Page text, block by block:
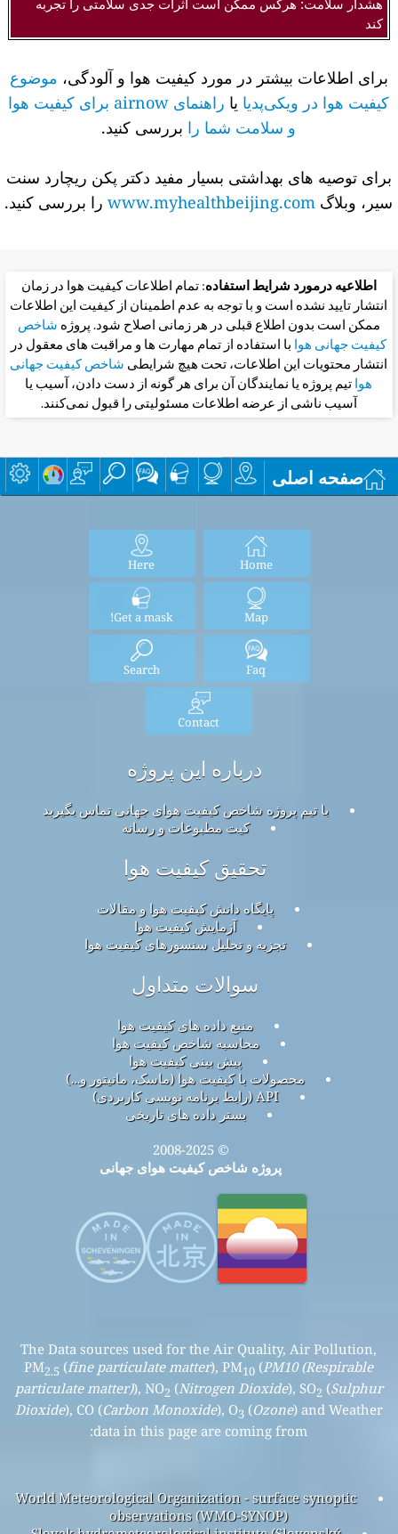
هشدار سلامت: هرکس ممکن است اثرات جدی سلامتی را تجربه
کند
برای اطلاعات بیشتر در مورد کیفیت هوا و آلودگی، موضوع
کیفیت هوا در ویکی‌پدیایا
راهنمای airnow برای کیفیت هوا
و سلامت شما را بررسی کنید.
برای توصیه های بهداشتی بسیار مفید دکتر پکن ریچارد سنت
سیر، وبلاگ www.myhealthbeijing.comرا بررسی کنید.
اطلاعیه درمورد شرایط استفاده: تمام اطلاعات کیفیت هوا در زمان
انتشار تایید نشده است و با توجه به عدم اطمینان از کیفیت این اطلاعات
ممکن است بدون اطلاع قبلی در هر زمانی اصلاح شود. پروژهشاخص
کیفیت جهانی هوابا استفاده از تمام مهارت ها و مراقبت های معقول در
انتشار محتویات این اطلاعات، تحت هیچ شرایطیشاخص کیفیت جهانی
هواتیم پروژه یا نمایندگان آن برای هر گونه از دست دادن، آسیب یا
آسیب ناشی از عرضه اطلاعات مسئولیتی را قبول نمی‌کنند.
صفحه اصلی
Home
Here
Map
Get a mask!
Faq
Search
Contact
درباره این پروژه
با تیم پروژه شاخص کیفیت هوای جهانی تماس بگیرید
کیت مطبوعات و رسانه
تحقیق کیفیت هوا
پایگاه دانش کیفیت هوا و مقالات
آزمایش کیفیت هوا
تجزیه و تحلیل سنسورهای کیفیت هوا
سوالات متداول
منبع داده های کیفیت هوا
محاسبه شاخص کیفیت هوا
پیش بینی کیفیت هوا
محصولات با کیفیت هوا (ماسک، مانیتور و…)
API (رابط برنامه نویسی کاربردی)
بستر داده های تاریخی
© 2008-2025
پروژه شاخص کیفیت هوای جهانی
The Data sources used for the Air Quality, Air Pollution,
PM2.5(fine particulate matter), PM10(PM10 (Respirable
particulate matter)), NO2 (Nitrogen Dioxide), SO2 (Sulphur
Dioxide), CO (Carbon Monoxide), O3 (Ozone ) and Weather
data in this page are coming from:
World Meteorological Organization - surface synoptic
observations (WMO-SYNOP)